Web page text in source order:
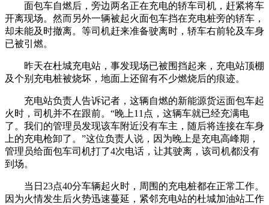
面包车自燃后，旁边两名正在充电的轿车司机，赶紧将车
开离现场。然而另外一辆被起火面包车挡在充电桩旁的轿车，
却未能及时撤离。等司机赶来准备驶离时，轿车右前轮及车身
已被引燃。
昨天在杜城充电站，事发现场已被围挡起来，充电站顶棚
及个别充电桩被烧坏，地面上还留有不少燃烧后的痕迹。
充电站负责人告诉记者，这辆自燃的新能源货运面包车起
火时，司机并不在跟前。“晚上11点，这辆车就已经充满电
了。我们的管理员发现该车附近没有车主，随后将连接在车身
上的充电枪卸了。”这位负责人说，因为晚上是充电高峰期，
管理员给面包车司机打了4次电话，让其驶离，该司机都没有
到场。
当日23点40分车辆起火时，周围的充电桩都在正常工作。
因为火情发生后火势迅速蔓延，紧邻充电站的杜城加油站工作